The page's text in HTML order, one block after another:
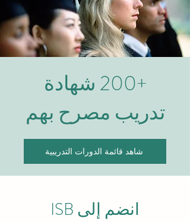
+200 شهادة
تدريب مصرح بهم
شاهد قائمة الدورات التدريبية
انضم إلى ISB